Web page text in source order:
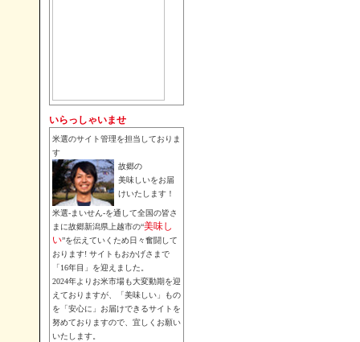
いらっしゃいませ
米選のサイト管理を担当しておりま
す
故郷の
美味しいをお届
けいたします！
米選-まいせん-を通して全国の皆さ
まに故郷新潟県上越市の“美味し
い”を伝えていくため日々奮闘して
おります! サイトもおかげさまで
「16年目」を迎えました。
2024年よりお米市場も大変動期を迎
えておりますが、「美味しい」もの
を「安心に」お届けできるサイトを
努めておりますので、宜しくお願い
いたします。